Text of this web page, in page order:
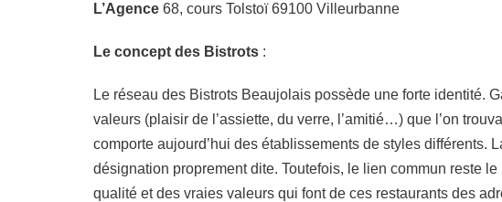
L’Agence 68, cours Tolstoï 69100 Villeurbanne
Le concept des Bistrots :
Le réseau des Bistrots Beaujolais possède une forte identité.
valeurs (plaisir de l’assiette, du verre, l’amitié…) que l’on
comporte aujourd’hui des établissements de styles différents.
désignation proprement dite. Toutefois, le lien commun reste
qualité et des vraies valeurs qui font de ces restaurants des